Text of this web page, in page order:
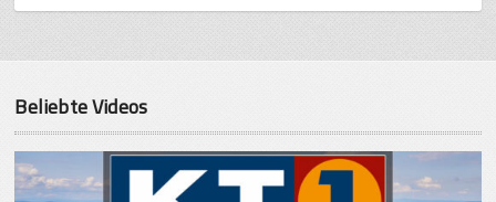
Beliebte Videos